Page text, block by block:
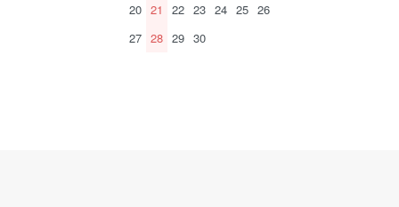
20 21 22 23 24 25 26
27 28 29 30